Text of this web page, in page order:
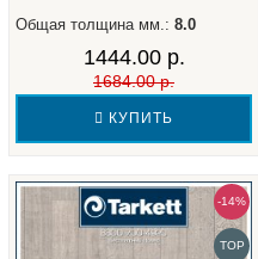
Общая толщина мм.: 8.0
1444.00 р.
1684.00 р.
КУПИТЬ
-14%
TOP